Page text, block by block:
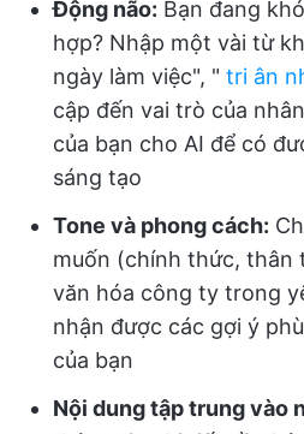
Động não: Bạn đang
hợp? Nhập một vài từ
ngày làm việc", " tri ân
cập đến vai trò của
của bạn cho AI để có
sáng tạo
Tone và phong cách:
muốn (chính thức, thân
văn hóa công ty trong
nhận được các gợi ý
của bạn
Nội dung tập trung vào